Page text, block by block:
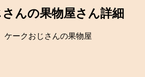
んの果物屋さん詳細
ケークおじさんの果物屋